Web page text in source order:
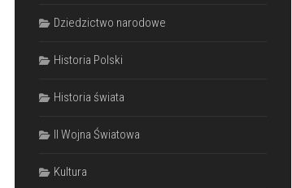
Dziedzictwo narodowe
Historia Polski
Historia świata
II Wojna Światowa
Kultura